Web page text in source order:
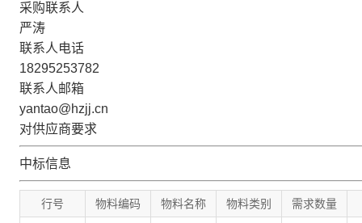
采购联系人
严涛
联系人电话
18295253782
联系人邮箱
yantao@hzjj.cn
对供应商要求
中标信息
行号 物料编码 物料名称 物料类别 需求数量